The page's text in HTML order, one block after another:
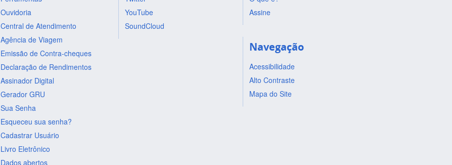
Ouvidoria
Central de Atendimento
Agência de Viagem
Emissão de Contra-cheques
Declaração de Rendimentos
Assinador Digital
Gerador GRU
Sua Senha
Esqueceu sua senha?
Cadastrar Usuário
Livro Eletrônico
Dados abertos
YouTube
SoundCloud
Assine
Navegação
Acessibilidade
Alto Contraste
Mapa do Site